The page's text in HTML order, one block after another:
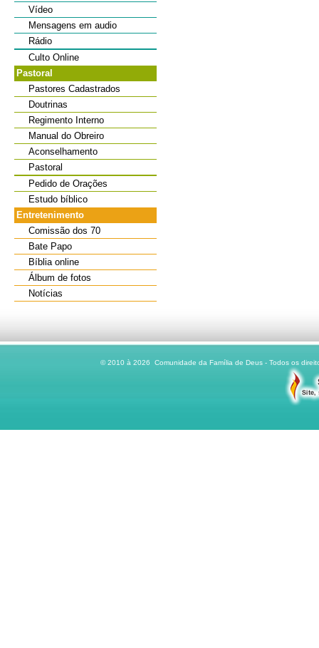
Vídeo
Mensagens em audio
Rádio
Culto Online
Pastoral
Pastores Cadastrados
Doutrinas
Regimento Interno
Manual do Obreiro
Aconselhamento
Pastoral
Pedido de Orações
Estudo bíblico
Entretenimento
Comissão dos 70
Bate Papo
Bíblia online
Álbum de fotos
Notícias
© 2010 à 2026 Comunidade da Família de Deus - Todos os